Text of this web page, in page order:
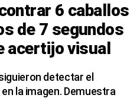
6 caballos
de 7 segundos
acertijo visual
detectar el
la imagen. Demuestra